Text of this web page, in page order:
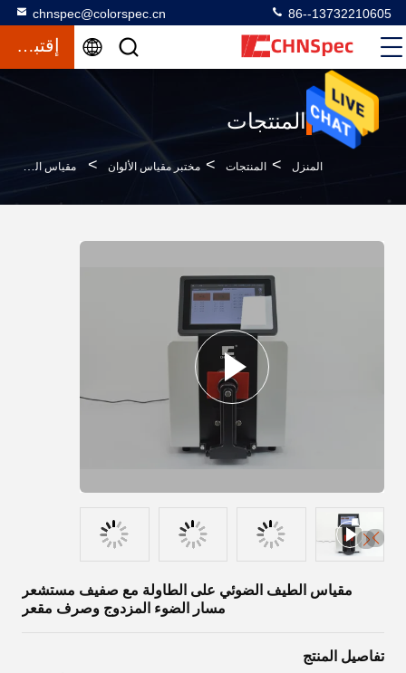
chnspec@colorspec.cn 86--13732210605
إقتباس
المنتجات
المنزل > المنتجات > مختبر مقياس الألوان > مقياس الطيف الضوئي على الطاولة مع صفيف مستشعر مسار الضوء المزدوج وصرف مقعر
مقياس الطيف الضوئي على الطاولة مع صفيف مستشعر
مسار الضوء المزدوج وصرف مقعر
تفاصيل المنتج